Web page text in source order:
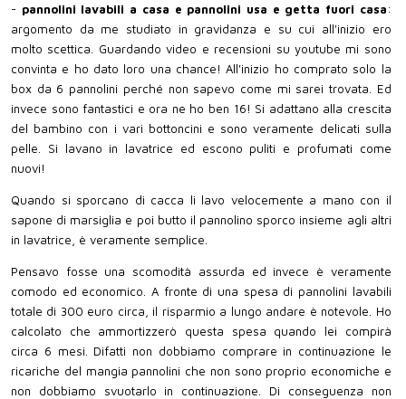
- pannolini lavabili a casa e pannolini usa e getta fuori casa:
argomento da me studiato in gravidanza e su cui all'inizio ero
molto scettica. Guardando video e recensioni su youtube mi sono
convinta e ho dato loro una chance! All'inizio ho comprato solo la
box da 6 pannolini perché non sapevo come mi sarei trovata. Ed
invece sono fantastici e ora ne ho ben 16! Si adattano alla crescita
del bambino con i vari bottoncini e sono veramente delicati sulla
pelle. Si lavano in lavatrice ed escono puliti e profumati come
nuovi!
Quando si sporcano di cacca li lavo velocemente a mano con il
sapone di marsiglia e poi butto il pannolino sporco insieme agli altri
in lavatrice, è veramente semplice.
Pensavo fosse una scomodità assurda ed invece è veramente
comodo ed economico. A fronte di una spesa di pannolini lavabili
totale di 300 euro circa, il risparmio a lungo andare è notevole. Ho
calcolato che ammortizzerò questa spesa quando lei compirà
circa 6 mesi. Difatti non dobbiamo comprare in continuazione le
ricariche del mangia pannolini che non sono proprio economiche e
non dobbiamo svuotarlo in continuazione. Di conseguenza non